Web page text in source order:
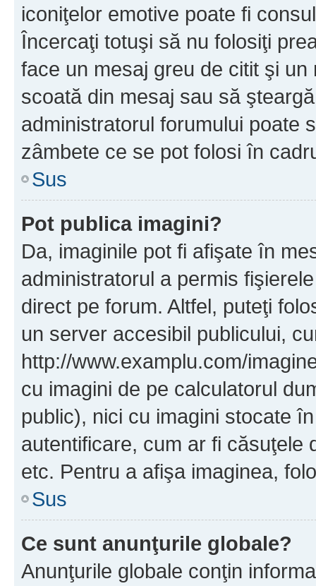
iconiţelor emotive poate fi
Încercaţi totuşi să nu folosiţi
face un mesaj greu de citit şi
scoată din mesaj sau să
administratorul forumului poate
zâmbete ce se pot folosi în
Sus
Pot publica imagini?
Da, imaginile pot fi afişate în
administratorul a permis
direct pe forum. Altfel, puteţi
un server accesibil publicului,
http://www.examplu.com/
cu imagini de pe calculatorul
public), nici cu imagini stocate
autentificare, cum ar fi căsuţele
etc. Pentru a afişa imaginea,
Sus
Ce sunt anunţurile globale?
Anunţurile globale conţin